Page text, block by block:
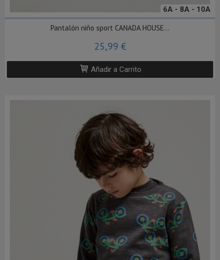
6A - 8A - 10A
Pantalón niño sport CANADA HOUSE...
25,99 €
Añadir a Carrito